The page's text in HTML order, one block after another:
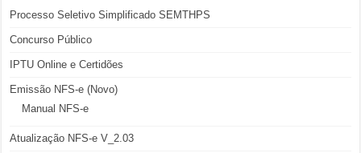
Processo Seletivo Simplificado SEMTHPS
Concurso Público
IPTU Online e Certidões
Emissão NFS-e (Novo)
Manual NFS-e
Atualização NFS-e V_2.03